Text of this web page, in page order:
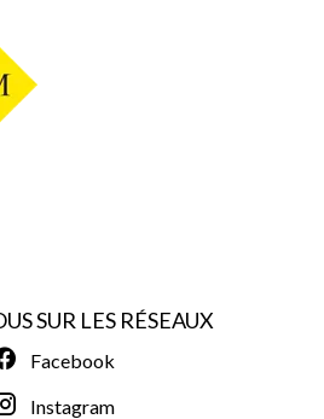
SUR LES RÉSEAUX
Facebook
Instagram